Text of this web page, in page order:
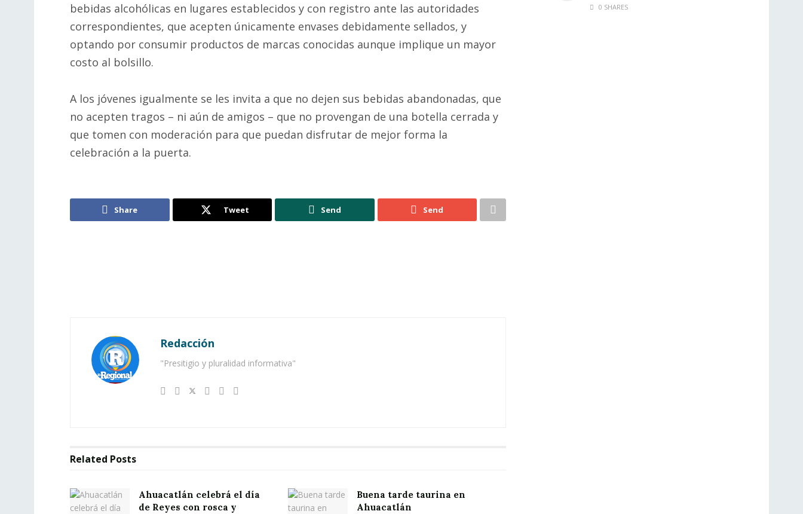
bebidas alcohólicas en lugares establecidos y con registro ante las autoridades
correspondientes, que acepten únicamente envases debidamente sellados, y
optando por consumir productos de marcas conocidas aunque implique un mayor
costo al bolsillo.
A los jóvenes igualmente se les invita a que no dejen sus bebidas abandonadas, que
no acepten tragos – ni aún de amigos – que no provengan de una botella cerrada y
que tomen con moderación para que puedan disfrutar de mejor forma la
celebración a la puerta.
Share Tweet Send Send
Redacción
"Presitigio y pluralidad informativa"
Related Posts
Ahuacatlán celebrá el día
de Reyes con rosca y
Buena tarde taurina en
Ahuacatlán
0 SHARES